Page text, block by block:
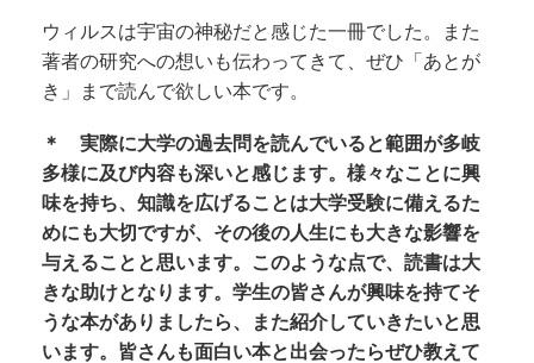
ウィルスは宇宙の神秘だと感じた一冊でした。また
著者の研究への想いも伝わってきて、ぜひ「あとが
き」まで読んで欲しい本です。
＊ 実際に大学の過去問を読んでいると範囲が多岐
多様に及び内容も深いと感じます。様々なことに興
味を持ち、知識を広げることは大学受験に備えるた
めにも大切ですが、その後の人生にも大きな影響を
与えることと思います。このような点で、読書は大
きな助けとなります。学生の皆さんが興味を持てそ
うな本がありましたら、また紹介していきたいと思
います。皆さんも面白い本と出会ったらぜひ教えて